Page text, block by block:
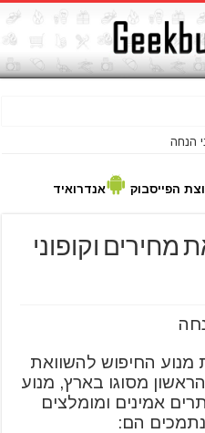
הנחה
הפייסבוק אנדרואיד
מחירים וקופוני
מנוע החיפוש להשוואת
מסוגו בארץ, מנוע
אמינים ומומלצים
הם: